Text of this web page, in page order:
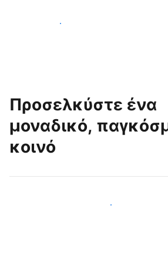
Ξεκινήστε σήμερα
Προσελκύστε ένα
μοναδικό,
κοινό
Προσελκύστε νέους επισκέπτες